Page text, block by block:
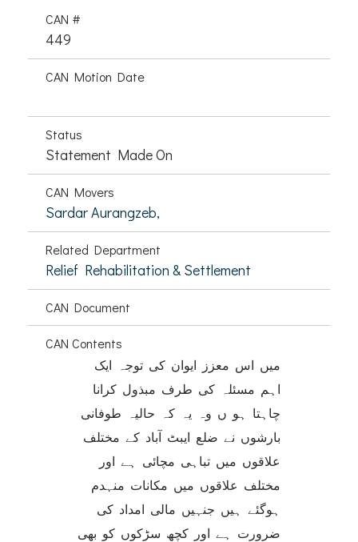
CAN #
449
CAN Motion Date
Status
Statement Made On
CAN Movers
Sardar Aurangzeb,
Related Department
Relief Rehabilitation & Settlement
CAN Document
CAN Contents
میں اس معزز ایوان کی توجہ ایک
اہم مسئلہ کی طرف مبذول کرانا
چاہتا ہو ں وہ یہ کہ حالیہ طوفانی
بارشوں نے ضلع ایبٹ آباد کے مختلف
علاقوں میں تباہی مچائی ہے اور
مختلف علاقوں میں مکانات منہدم
ہوگئے ہیں جنہیں مالی امداد کی
ضرورت ہے اور کچھ سڑکوں کو بھی